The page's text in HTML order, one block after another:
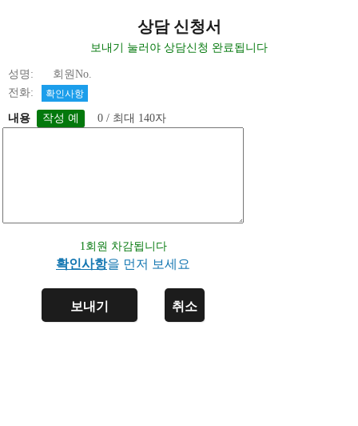
상담 신청서
보내기 눌러야 상담신청 완료됩니다
성명: 회원No.
전화:
확인사항
내용 0 / 최대 140자
1회원 차감됩니다
확인사항을 먼저 보세요